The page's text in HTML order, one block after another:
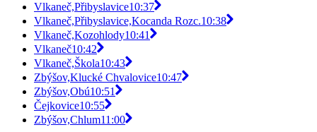
Vlkaneč,Přibyslavice10:37
Vlkaneč,Přibyslavice,Kocanda Rozc.10:38
Vlkaneč,Kozohlody10:41
Vlkaneč10:42
Vlkaneč,Škola10:43
Zbýšov,Klucké Chvalovice10:47
Zbýšov,Obú10:51
Čejkovice10:55
Zbýšov,Chlum11:00